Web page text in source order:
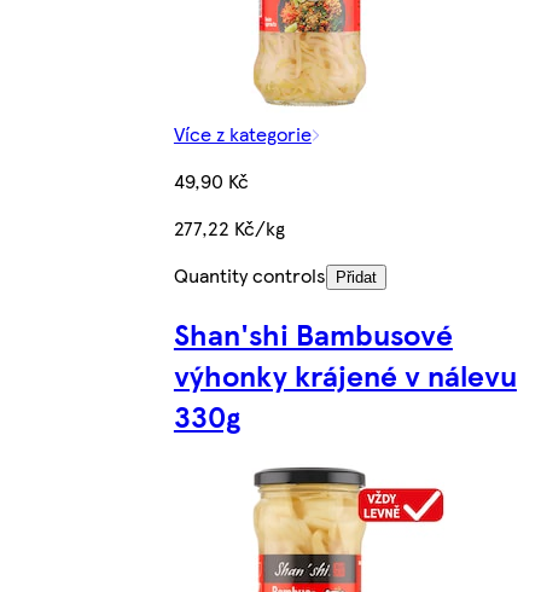
Více z kategorie
49,90 Kč
277,22 Kč/kg
Quantity controls
Přidat
Shan'shi Bambusové
výhonky krájené v nálevu
330g